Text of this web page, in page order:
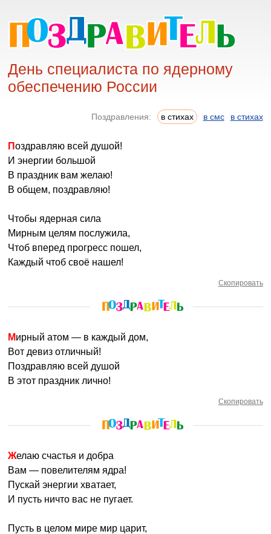
День специалиста по ядерному
обеспечению России
Поздравления: в стихах в смс в стихах
Поздравляю всей душой!
И энергии большой
В праздник вам желаю!
В общем, поздравляю!
Чтобы ядерная сила
Мирным целям послужила,
Чтоб вперед прогресс пошел,
Каждый чтоб своё нашел!
Скопировать
Мирный атом — в каждый дом,
Вот девиз отличный!
Поздравляю всей душой
В этот праздник лично!
Скопировать
Желаю счастья и добра
Вам — повелителям ядра!
Пускай энергии хватает,
И пусть ничто вас не пугает.
Пусть в целом мире мир царит,